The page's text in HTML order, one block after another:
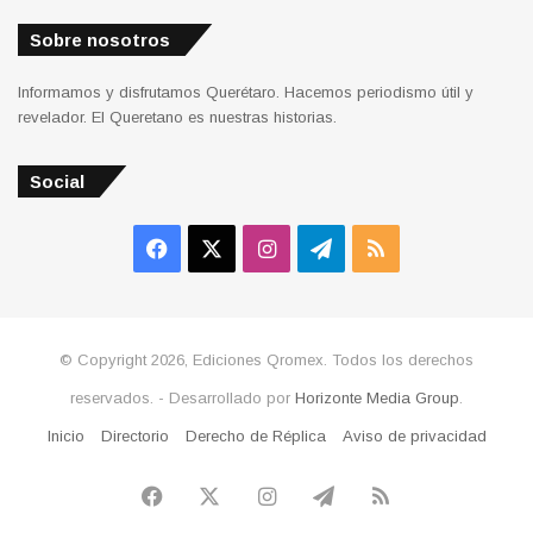
Sobre nosotros
Informamos y disfrutamos Querétaro. Hacemos periodismo útil y
revelador. El Queretano es nuestras historias.
Social
Facebook InstagramTelegram
RSS
© Copyright 2026, Ediciones Qromex. Todos los derechos
reservados. - Desarrollado por Horizonte Media Group
Inicio Directorio Derecho de Réplica Aviso de privacidad
Facebook InstagramTelegram
RSS